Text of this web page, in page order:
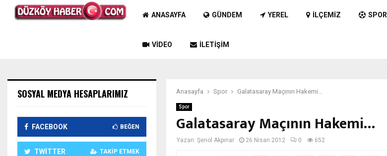
ANASAYFA GÜNDEM YEREL İLÇEMIZ SPOR
VIDEO İLETIŞIM
Anasayfa Spor Galatasaray Maçının Hakemi…
Spor
Galatasaray Maçının Hakemi…
Yazan: Şenol Akpınar 26 Nisan 2012 0 652
SOSYAL MEDYA HESAPLARIMIZ
FACEBOOK BEĞEN
TWITTER TAKIP ETMEK